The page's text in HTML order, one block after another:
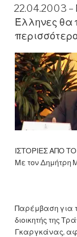
ON
22.04.2003 –
Έλληνες θα
ΙΣΤΟΡΙΕΣ ΑΠΟ
Με τον Δημήτρη
Παρέμβαση για
διοικητής της
Γκαργκάνας,